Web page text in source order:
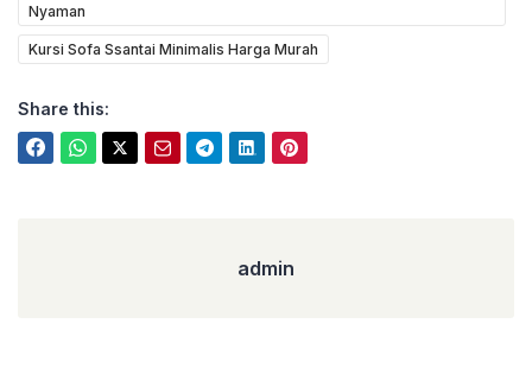
Nyaman
Kursi Sofa Ssantai Minimalis Harga Murah
Share this:
admin